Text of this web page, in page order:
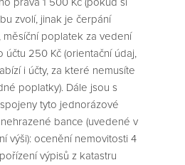
zvolí, jinak je čerpání
měsíční poplatek za vedení
účtu 250 Kč (orientační údaj,
i účty, za které nemusíte
poplatky). Dále jsou s
tyto jednorázové
bance (uvedené v
výši): ocenění nemovitosti 4
výpisů z katastru